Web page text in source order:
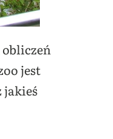
jest
jakieś